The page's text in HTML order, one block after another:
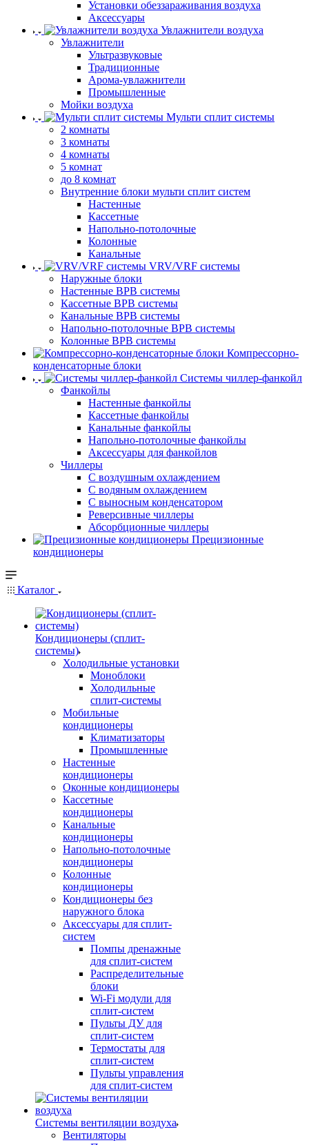
Установки обеззараживания воздуха
Аксессуары
Увлажнители воздуха
Увлажнители
Ультразвуковые
Традиционные
Арома-увлажнители
Промышленные
Мойки воздуха
Мульти сплит системы
2 комнаты
3 комнаты
4 комнаты
5 комнат
до 8 комнат
Внутренние блоки мульти сплит систем
Настенные
Кассетные
Напольно-потолочные
Колонные
Канальные
VRV/VRF системы
Наружные блоки
Настенные ВРВ системы
Кассетные ВРВ системы
Канальные ВРВ системы
Напольно-потолочные ВРВ системы
Колонные ВРВ системы
Компрессорно-
конденсаторные блоки
Системы чиллер-фанкойл
Фанкойлы
Настенные фанкойлы
Кассетные фанкойлы
Канальные фанкойлы
Напольно-потолочные фанкойлы
Аксессуары для фанкойлов
Чиллеры
С воздушным охлаждением
С водяным охлаждением
С выносным конденсатором
Реверсивные чиллеры
Абсорбционные чиллеры
Прецизионные
кондиционеры
Каталог
Кондиционеры (сплит-
системы)
Холодильные установки
Моноблоки
Холодильные
сплит-системы
Мобильные
кондиционеры
Климатизаторы
Промышленные
Настенные
кондиционеры
Оконные кондиционеры
Кассетные
кондиционеры
Канальные
кондиционеры
Напольно-потолочные
кондиционеры
Колонные
кондиционеры
Кондиционеры без
наружного блока
Аксессуары для сплит-
систем
Помпы дренажные
для сплит-систем
Распределительные
блоки
Wi-Fi модули для
сплит-систем
Пульты ДУ для
сплит-систем
Термостаты для
сплит-систем
Пульты управления
для сплит-систем
Системы вентиляции воздуха
Вентиляторы